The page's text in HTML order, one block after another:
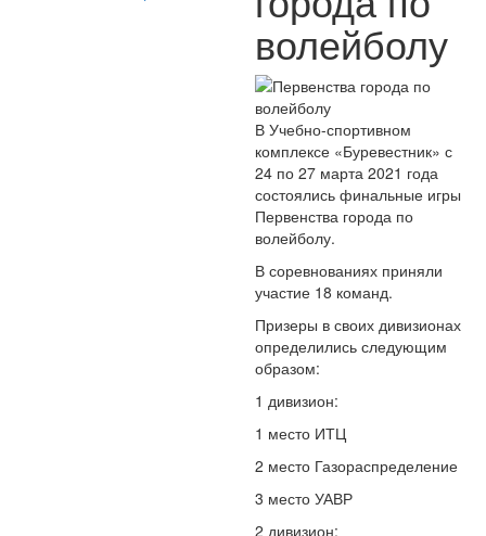
волейболу
В Учебно-спортивном
комплексе «Буревестник» с
24 по 27 марта 2021 года
состоялись финальные игры
Первенства города по
волейболу.
В соревнованиях приняли
участие 18 команд.
Призеры в своих дивизионах
определились следующим
образом:
1 дивизион:
1 место ИТЦ
2 место Газораспределение
3 место УАВР
2 дивизион: